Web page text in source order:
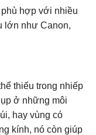
hợp với nhiều
lớn như Canon,
thiếu trong nhiếp
ở những môi
hay vùng có
kính, nó còn giúp